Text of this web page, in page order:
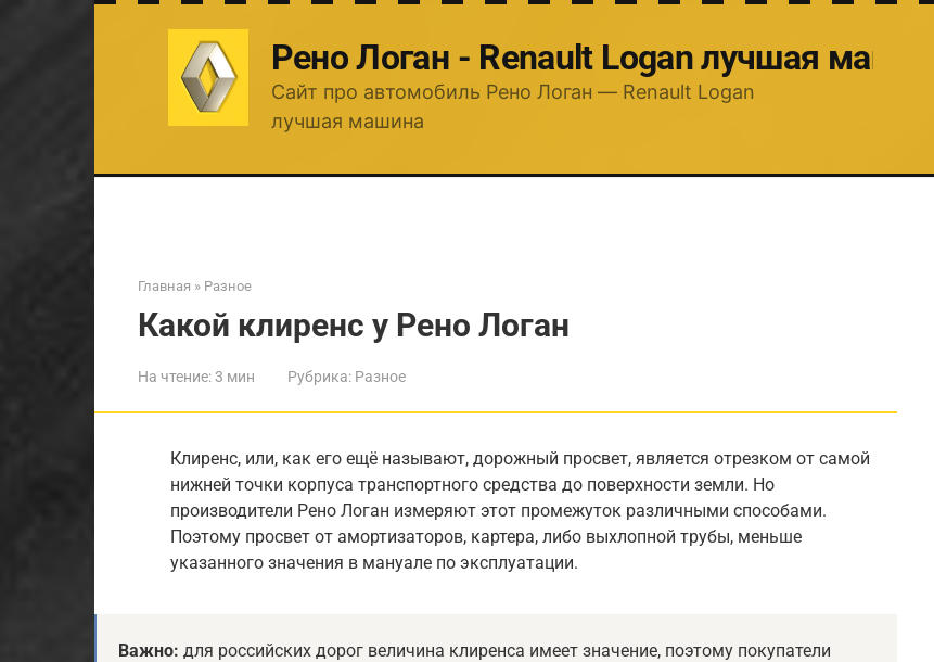
Рено Логан - Renault Logan лучшая машина
Сайт про автомобиль Рено Логан — Renault Logan
лучшая машина
Главная » Разное
Какой клиренс у Рено Логан
На чтение:3 мин Рубрика: Разное
Клиренс, или, как его ещё называют, дорожный просвет, является отрезком от самой
нижней точки корпуса транспортного средства до поверхности земли. Но
производители Рено Логан измеряют этот промежуток различными способами.
Поэтому просвет от амортизаторов, картера, либо выхлопной трубы, меньше
указанного значения в мануале по эксплуатации.
Важно: для российских дорог величина клиренса имеет значение, поэтому покупатели